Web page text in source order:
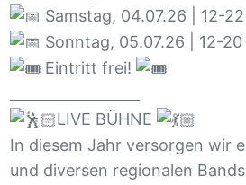
Samstag, 04.07.26 | 12-
Sonntag, 05.07.26 | 12-
Eintritt frei!
LIVE BÜHNE
In diesem Jahr versorgen wir
und diversen regionalen